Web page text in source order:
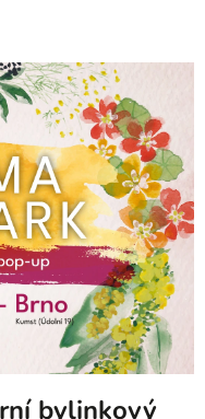
bylinkový